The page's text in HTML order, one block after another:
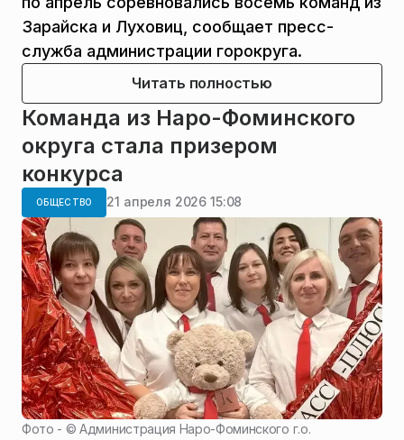
Зарайска и Луховиц, сообщает пресс-
служба администрации горокруга.
Читать полностью
Команда из Наро-Фоминского
округа стала призером
конкурса
ОБЩЕСТВО 21 апреля 2026 15:08
Фото - ©Администрация Наро-Фоминского г.о.